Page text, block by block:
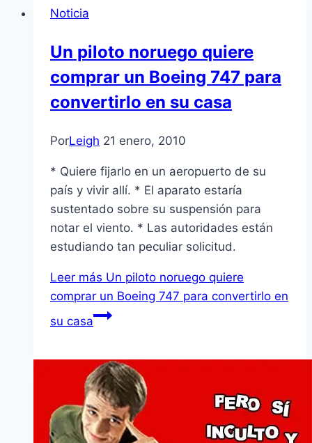
Noticia
Un piloto noruego quiere
comprar un Boeing 747 para
convertirlo en su casa
PorLeigh 21 enero, 2010
* Quiere fijarlo en un aeropuerto de su
paí­s y vivir allí­. * El aparato estarí­a
sustentado sobre su suspensión para
notar el viento. * Las autoridades están
estudiando tan peculiar solicitud.
Leer más Un piloto noruego quiere
comprar un Boeing 747 para convertirlo en
su casa